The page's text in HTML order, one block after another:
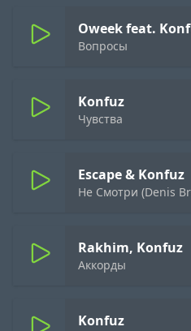
Oweek feat.
Вопросы
Konfuz
Чувства
Escape & Konfuz
Не Смотри (Denis
Rakhim, Konfuz
Аккорды
Konfuz